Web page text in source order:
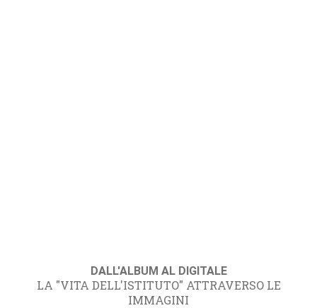
DALL'ALBUM AL DIGITALE
LA "VITA DELL'ISTITUTO" ATTRAVERSO LE
IMMAGINI